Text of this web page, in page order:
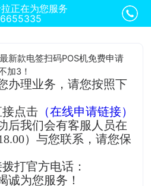
正在为您服务
新款电签扫码POS机免费申请
加3！
办理业务，请您按照下
点击 （在线申请链接）
后我们会有客服人员在
）与您联系，请您保
打官方电话：
诚为您服务！